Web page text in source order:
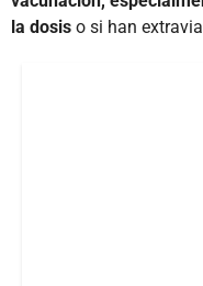
la dosis o si han